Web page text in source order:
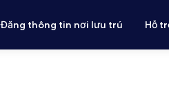
Đăng thông tin nơi lưu trú Hỗ